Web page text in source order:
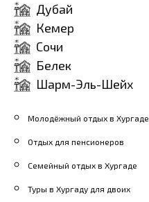
Дубай
Кемер
Сочи
Белек
Шарм-Эль-Шейх
Молодёжный отдых в Хургаде
Отдых для пенсионеров
Семейный отдых в Хургаде
Туры в Хургаду для двоих